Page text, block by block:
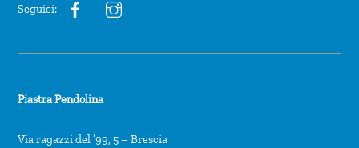
Seguici:
Piastra Pendolina
Via ragazzi del ’99, 5 – Brescia